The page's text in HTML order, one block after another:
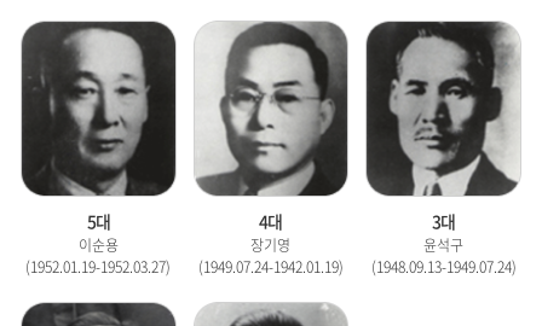
5대
이순용
(1952.01.19-1952.03.27)
4대
장기영
(1949.07.24-1942.01.19)
3대
윤석구
(1948.09.13-1949.07.24)